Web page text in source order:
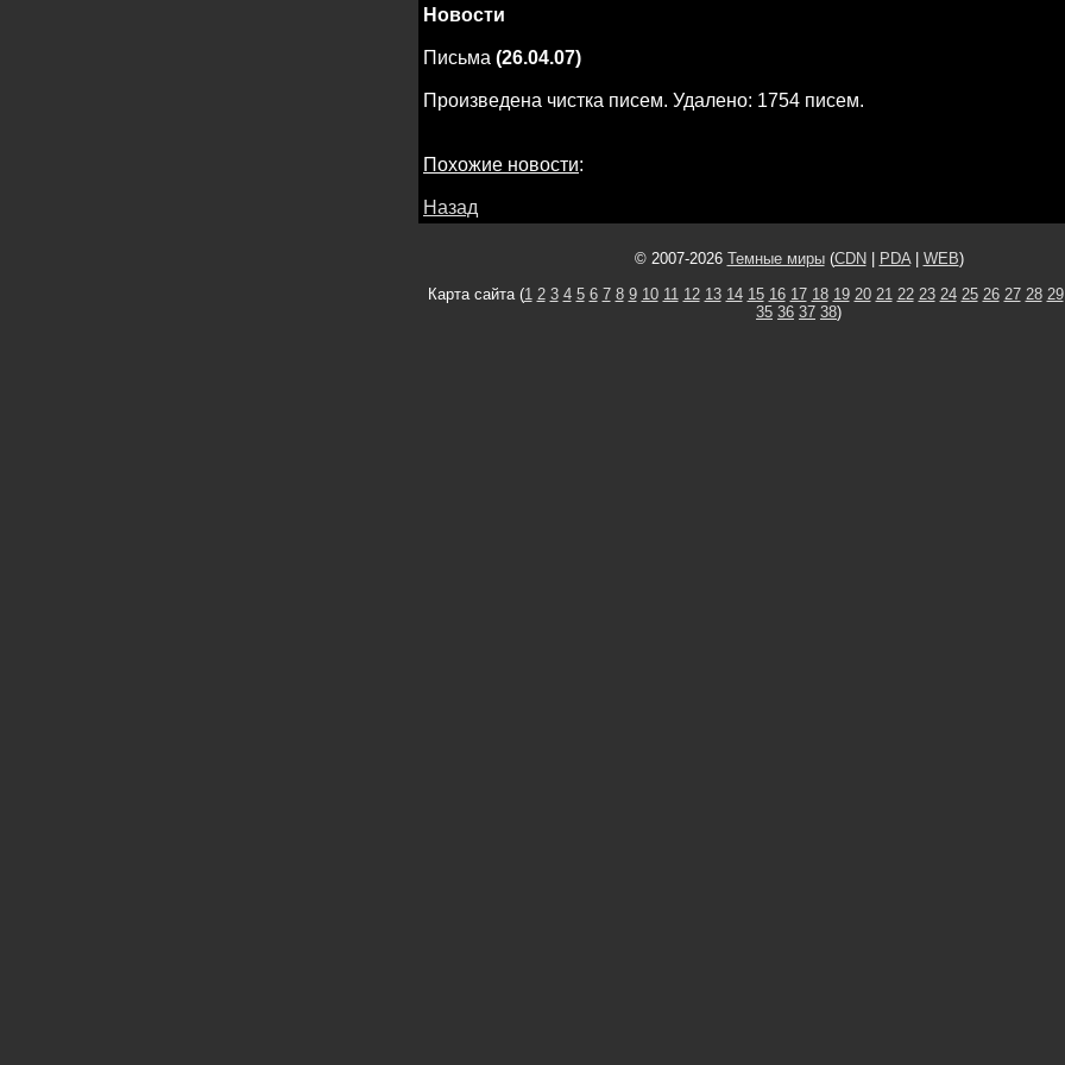
Новости
Письма (26.04.07)
Произведена чистка писем. Удалено: 1754 писем.
Похожие новости:
Назад
© 2007-2026 Темные миры(CDN PDA| WEB)
Карта сайта (1 2 3 4 5 6 7 8 9 10 11 12 13 14 15 16 17 18 19 20 21 22 23 24 25 26 27 28 29
35 36 37 38)